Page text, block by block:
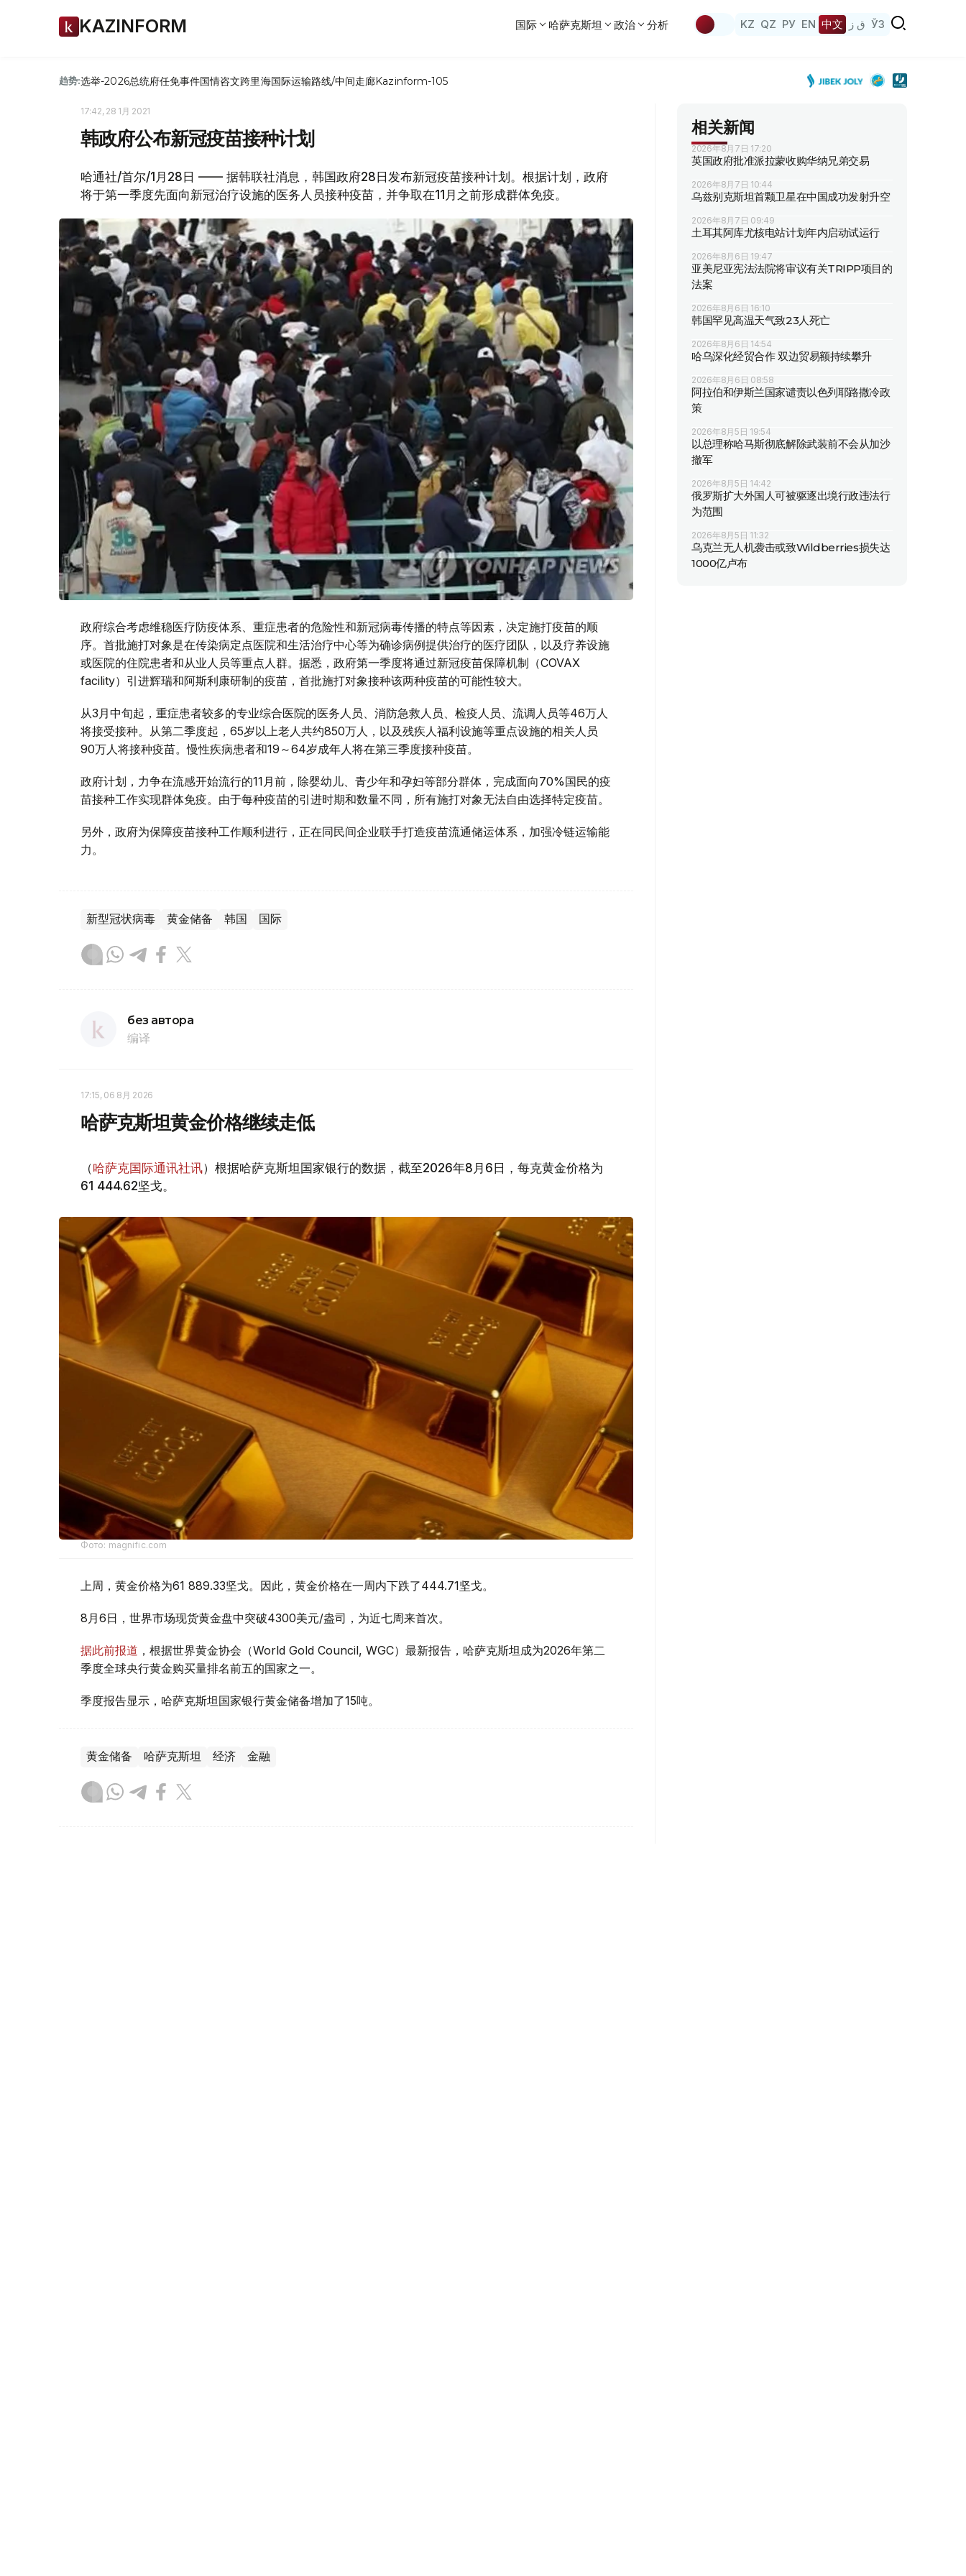
KAZINFORM 国际 哈萨克斯坦 政治 分析 KZ QZ РУ EN 中文 ق ز ЎЗ
趋势:选举-2026总统府任免事件国情咨文跨里海国际运输路线/中间走廊Kazinform-105
17:42, 28 1月 2021
韩政府公布新冠疫苗接种计划
哈通社/首尔/1月28日 —— 据韩联社消息，韩国政府28日发布新冠疫苗接种计划。根据计划，政府
将于第一季度先面向新冠治疗设施的医务人员接种疫苗，并争取在11月之前形成群体免疫。
政府综合考虑维稳医疗防疫体系、重症患者的危险性和新冠病毒传播的特点等因素，决定施打疫苗的顺
序。首批施打对象是在传染病定点医院和生活治疗中心等为确诊病例提供治疗的医疗团队，以及疗养设施
或医院的住院患者和从业人员等重点人群。据悉，政府第一季度将通过新冠疫苗保障机制（COVAX
facility）引进辉瑞和阿斯利康研制的疫苗，首批施打对象接种该两种疫苗的可能性较大。
从3月中旬起，重症患者较多的专业综合医院的医务人员、消防急救人员、检疫人员、流调人员等46万人
将接受接种。从第二季度起，65岁以上老人共约850万人，以及残疾人福利设施等重点设施的相关人员
90万人将接种疫苗。慢性疾病患者和19～64岁成年人将在第三季度接种疫苗。
政府计划，力争在流感开始流行的11月前，除婴幼儿、青少年和孕妇等部分群体，完成面向70%国民的疫
苗接种工作实现群体免疫。由于每种疫苗的引进时期和数量不同，所有施打对象无法自由选择特定疫苗。
另外，政府为保障疫苗接种工作顺利进行，正在同民间企业联手打造疫苗流通储运体系，加强冷链运输能
力。
新型冠状病毒 黄金储备 韩国 国际
без автора
编译
17:15, 06 8月 2026
哈萨克斯坦黄金价格继续走低
（哈萨克国际通讯社讯）根据哈萨克斯坦国家银行的数据，截至2026年8月6日，每克黄金价格为
61 444.62坚戈。
Фото: magnific.com
上周，黄金价格为61 889.33坚戈。因此，黄金价格在一周内下跌了444.71坚戈。
8月6日，世界市场现货黄金盘中突破4300美元/盎司，为近七周来首次。
据此前报道 ，根据世界黄金协会（World Gold Council, WGC）最新报告，哈萨克斯坦成为2026年第二
季度全球央行黄金购买量排名前五的国家之一。
季度报告显示，哈萨克斯坦国家银行黄金储备增加了15吨。
黄金储备 哈萨克斯坦 经济 金融
相关新闻
2026年8月7日 17:20
英国政府批准派拉蒙收购华纳兄弟交易
2026年8月7日 10:44
乌兹别克斯坦首颗卫星在中国成功发射升空
2026年8月7日 09:49
土耳其阿库尤核电站计划年内启动试运行
2026年8月6日 19:47
亚美尼亚宪法法院将审议有关TRIPP项目的
法案
2026年8月6日 16:10
韩国罕见高温天气致23人死亡
2026年8月6日 14:54
哈乌深化经贸合作 双边贸易额持续攀升
2026年8月6日 08:58
阿拉伯和伊斯兰国家谴责以色列耶路撒冷政
策
2026年8月5日 19:54
以总理称哈马斯彻底解除武装前不会从加沙
撤军
2026年8月5日 14:42
俄罗斯扩大外国人可被驱逐出境行政违法行
为范围
2026年8月5日 11:32
乌克兰无人机袭击或致Wildberries损失达
1000亿卢布